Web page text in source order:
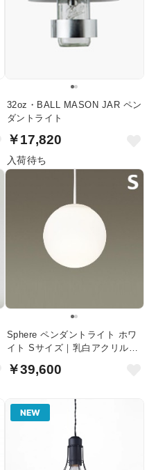
32oz・BALL MASON JAR ペン
ダントライト
￥17,820
入荷待ち
Sphere ペンダントライト ホワ
イト Sサイズ｜乳白アクリル球
￥39,600
NEW